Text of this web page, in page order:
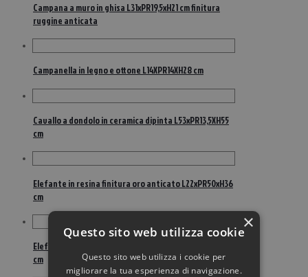
Campana a muro in ghisa L31xPR19,5xH21 cm finitura
ruggine anticata
Campanella in legno e ottone L14XPR14XH28 cm
Cavallo a dondolo in ceramica dipinta L53xPR13,5XH55
cm
Elefante in resina finitura oro anticato L22xPR50xH36
cm
Elefante in resina finitura oro anticato L25xPR48xH40
cm
×
Questo sito web utilizza cookie
Questo sito web utilizza i cookie per
migliorare la tua esperienza di navigazione.